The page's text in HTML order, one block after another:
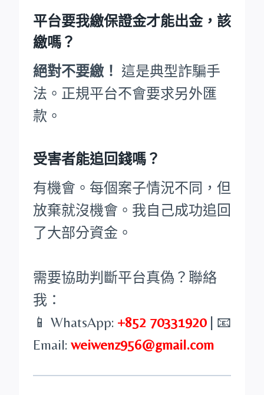
平台要我繳保證金才能出金，該
繳嗎？
絕對不要繳！ 這是典型詐騙手
法。正規平台不會要求另外匯
款。
受害者能追回錢嗎？
有機會。每個案子情況不同，但
放棄就沒機會。我自己成功追回
了大部分資金。
需要協助判斷平台真偽？聯絡
我：
📱 WhatsApp: +852 70331920| 📧
Email: weiwenz956@gmail.com